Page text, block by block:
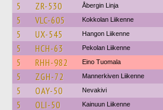
5 ZR-530 Åbergin Linja
5 VLC-605 Kokkolan Liikenne
5 UX-545 Hangon Liikenne
5 HCH-63 Pekolan Liikenne
5 RHH-982 Eino Tuomala
5 ZGH-72 Mannerkiven Liikenne
5 OAY-50 Nevakivi
5 OLI-50 Kainuun Liikenne